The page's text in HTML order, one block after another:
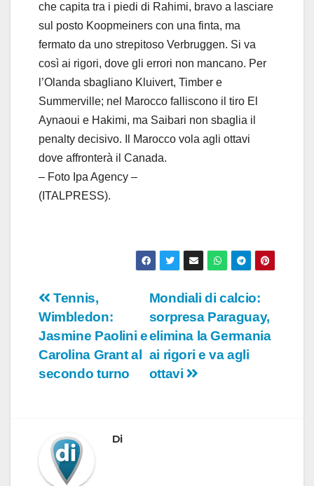
che capita tra i piedi di Rahimi, bravo a lasciare
sul posto Koopmeiners con una finta, ma
fermato da uno strepitoso Verbruggen. Si va
così ai rigori, dove gli errori non mancano. Per
l’Olanda sbagliano Kluivert, Timber e
Summerville; nel Marocco falliscono il tiro El
Aynaoui e Hakimi, ma Saibari non sbaglia il
penalty decisivo. Il Marocco vola agli ottavi
dove affronterà il Canada.
– Foto Ipa Agency –
(ITALPRESS).
Navigazione
articoli
Mondiali di calcio:
sorpresa Paraguay,
elimina la Germania
ai rigori e va agli
ottavi
Tennis,
Wimbledon:
Jasmine Paolini e
Carolina Grant al
secondo turno
Di